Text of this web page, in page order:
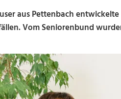
aus Pettenbach
Vom Seniorenbund